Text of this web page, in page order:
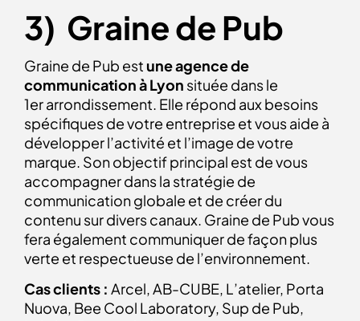
3) Graine de Pub
Graine de Pub estune agence de
communication à Lyon située dans le
1er arrondissement. Elle répond aux besoins
spécifiques de votre entreprise et vous aide à
développer l’activité et l’image de votre
marque. Son objectif principal est de vous
accompagner dans la stratégie de
communication globale et de créer du
contenu sur divers canaux. Graine de Pub vous
fera également communiquer de façon plus
verte et respectueuse de l’environnement.
Cas clients : Arcel, AB-CUBE, L’atelier, Porta
Nuova, Bee Cool Laboratory, Sup de Pub,